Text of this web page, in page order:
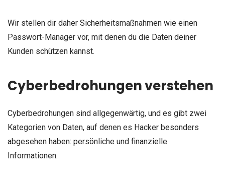
Wir stellen dir daher Sicherheitsmaßnahmen wie einen
Passwort-Manager vor, mit denen du die Daten deiner
Kunden schützen kannst.
Cyberbedrohungen verstehen
Cyberbedrohungen sind allgegenwärtig, und es gibt zwei
Kategorien von Daten, auf denen es Hacker besonders
abgesehen haben: persönliche und finanzielle
Informationen.